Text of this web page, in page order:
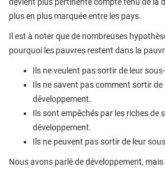
plus en plus marquée entre les pays.
Il est à noter que de nombreuses
pourquoi les pauvres restent dans la
Ils ne veulent pas sortir de leur
Ils ne savent pas comment sortir de
développement.
Ils sont empêchés par les riches de
développement.
Ils ne peuvent pas sortir de leur
Nous avons parlé de développement, mais